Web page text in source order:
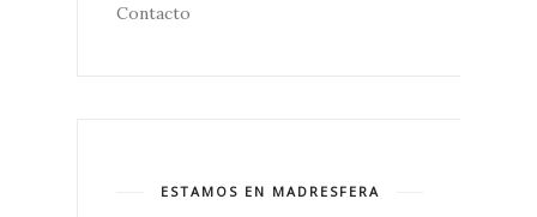
Contacto
ESTAMOS EN MADRESFERA